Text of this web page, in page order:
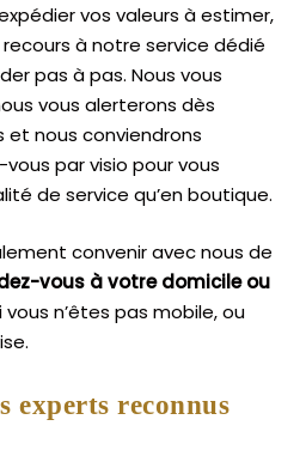
vos valeurs à estimer,
à notre service dédié
pas à pas. Nous vous
vous alerterons dès
nous conviendrons
par visio pour vous
de service qu’en boutique.
convenir avec nous de
vous à votre domicile ou
vous n’êtes pas mobile, ou
experts reconnus